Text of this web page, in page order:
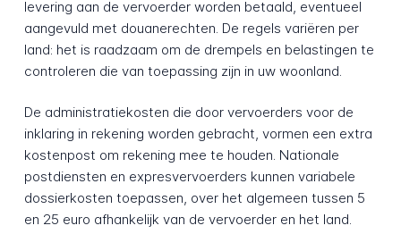
levering aan de vervoerder worden betaald, eventueel
aangevuld met douanerechten. De regels variëren per
land: het is raadzaam om de drempels en belastingen te
controleren die van toepassing zijn in uw woonland.
De administratiekosten die door vervoerders voor de
inklaring in rekening worden gebracht, vormen een extra
kostenpost om rekening mee te houden. Nationale
postdiensten en expresvervoerders kunnen variabele
dossierkosten toepassen, over het algemeen tussen 5
en 25 euro afhankelijk van de vervoerder en het land.